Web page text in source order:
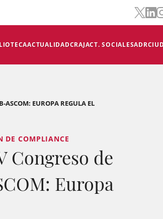
ACTUALIDADCRAJACT. SOCIALESADR
ASCOM: EUROPA REGULA EL
DE COMPLIANCE
Congreso de
Europa